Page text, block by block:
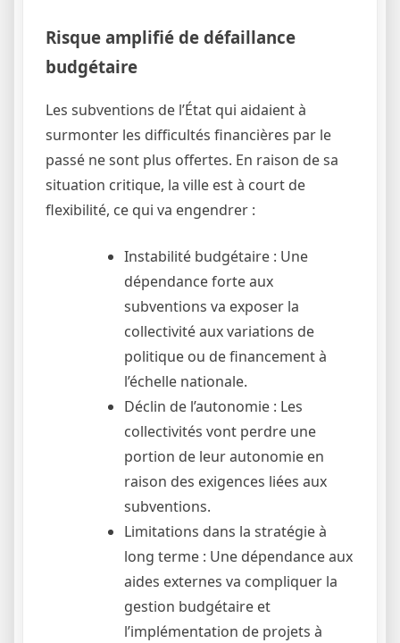
Risque amplifié de défaillance
budgétaire
Les subventions de l’État qui aidaient à
surmonter les difficultés financières par le
passé ne sont plus offertes. En raison de sa
situation critique, la ville est à court de
flexibilité, ce qui va engendrer :
Instabilité budgétaire : Une
dépendance forte aux
subventions va exposer la
collectivité aux variations de
politique ou de financement à
l’échelle nationale.
Déclin de l’autonomie : Les
collectivités vont perdre une
portion de leur autonomie en
raison des exigences liées aux
subventions.
Limitations dans la stratégie à
long terme : Une dépendance aux
aides externes va compliquer la
gestion budgétaire et
l’implémentation de projets à